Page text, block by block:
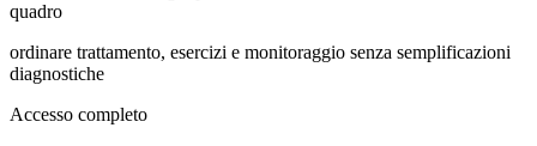
quadro
ordinare trattamento, esercizi e monitoraggio senza semplificazioni
diagnostiche
Accesso completo